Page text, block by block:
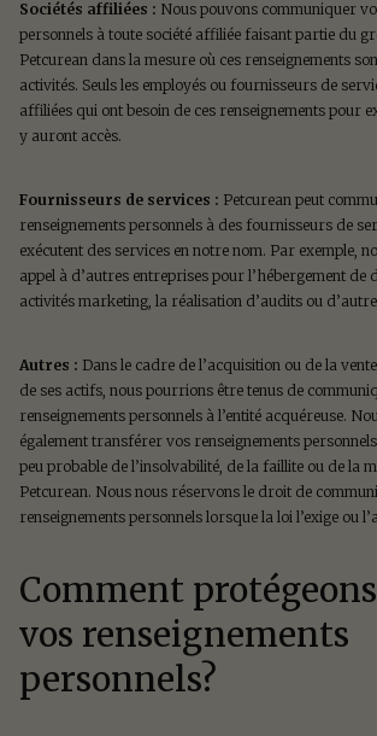
Sociétés affiliées : Nous pouvons communiquer
personnels à toute société affiliée faisant partie du
Petcurean dans la mesure où ces renseignements
activités. Seuls les employés ou fournisseurs de
affiliées qui ont besoin de ces renseignements pour
y auront accès.
Fournisseurs de services : Petcurean peut
renseignements personnels à des fournisseurs de
exécutent des services en notre nom. Par exemple,
appel à d’autres entreprises pour l’hébergement de
activités marketing, la réalisation d’audits ou
Autres : Dans le cadre de l’acquisition ou de la
de ses actifs, nous pourrions être tenus de
renseignements personnels à l’entité acquéreuse.
également transférer vos renseignements
peu probable de l’insolvabilité, de la faillite ou de la
Petcurean. Nous nous réservons le droit de
renseignements personnels lorsque la loi l’exige ou
Comment
vos renseignements
personnels?